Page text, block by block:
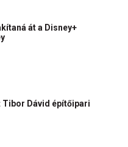
át a Disney+
Tibor Dávid építőipari